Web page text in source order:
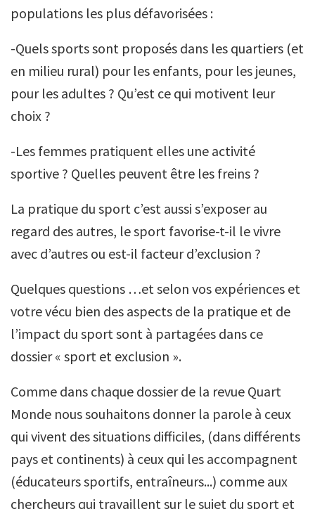
populations les plus défavorisées :
-Quels sports sont proposés dans les quartiers (et
en milieu rural) pour les enfants, pour les jeunes,
pour les adultes ? Qu’est ce qui motivent leur
choix ?
-Les femmes pratiquent elles une activité
sportive ? Quelles peuvent être les freins ?
La pratique du sport c’est aussi s’exposer au
regard des autres, le sport favorise-t-il le vivre
avec d’autres ou est-il facteur d’exclusion ?
Quelques questions …et selon vos expériences et
votre vécu bien des aspects de la pratique et de
l’impact du sport sont à partagées dans ce
dossier « sport et exclusion ».
Comme dans chaque dossier de la revue Quart
Monde nous souhaitons donner la parole à ceux
qui vivent des situations difficiles, (dans différents
pays et continents) à ceux qui les accompagnent
(éducateurs sportifs, entraîneurs...) comme aux
chercheurs qui travaillent sur le sujet du sport et